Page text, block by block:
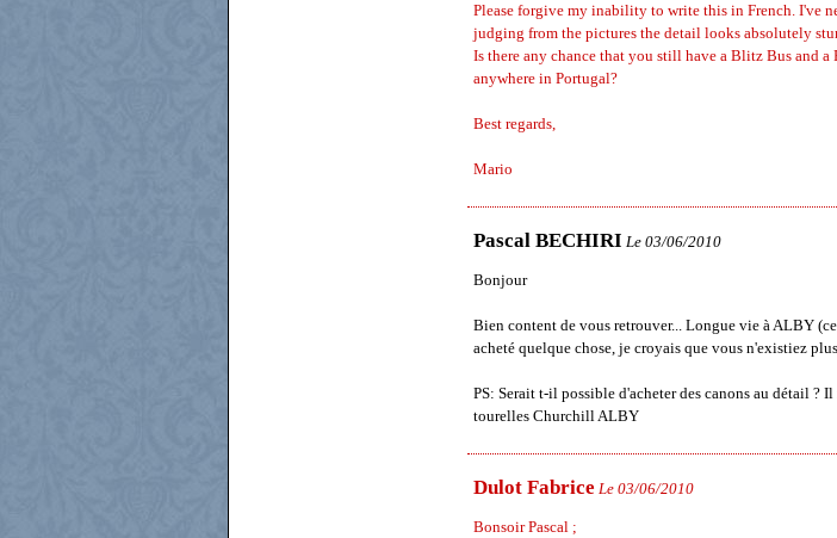
Please forgive my inability to write this in French. I've
judging from the pictures the detail looks absolutely
Is there any chance that you still have a Blitz Bus and
anywhere in Portugal?
Best regards,
Mario
Pascal BECHIRI Le 03/06/2010
Bonjour
Bien content de vous retrouver... Longue vie à ALBY
acheté quelque chose, je croyais que vous n'existiez
PS: Serait t-il possible d'acheter des canons au détail ?
tourelles Churchill ALBY
Dulot Fabrice Le 03/06/2010
Bonsoir Pascal ;